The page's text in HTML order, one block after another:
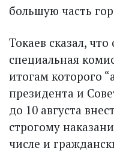
большую часть
Токаев сказал, что
специальная
итогам которого
президента и
до 10 августа
строгому
числе и